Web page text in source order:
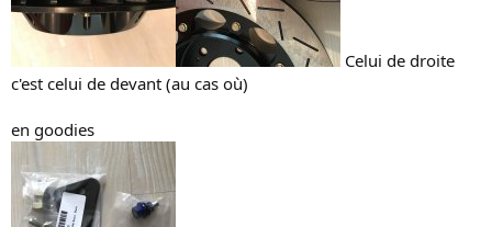
Celui de droite
c'est celui de devant (au cas où)
en goodies